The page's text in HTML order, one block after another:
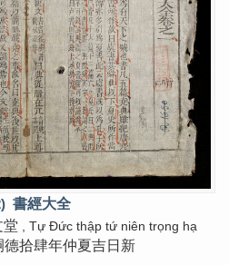
書經大全
堂 , Tự Đức thập tứ niên trọng hạ
德拾肆年仲夏吉日新